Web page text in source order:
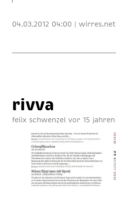
04.03.2012 04:00 | wirres.net
riv­va
felix schwenzel vor 15 jahren